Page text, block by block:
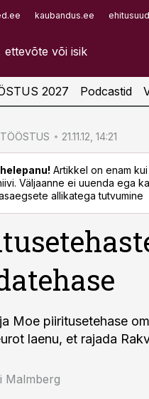
kaubandus.ee
Infopank
2027 Podcastid
21.11.12, 14:21
Artikkel on enam
Väljaanne ei uuenda ega
allikatega tutvumine
Moe piiritusetehase
laenu, et rajada
Malmberg